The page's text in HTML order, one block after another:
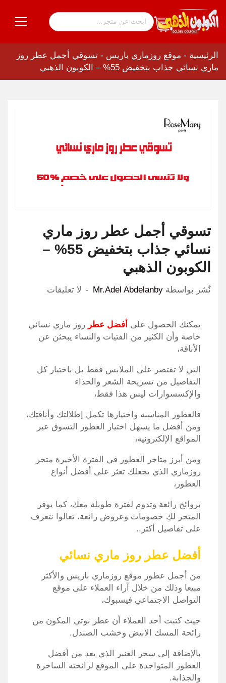
الرئيسية - موقع روزماري باريس - تسوقي أجمل عطر روز
ماري نسائي جذاب بتخفيض 55% – الكوبون الذهبي
تسوقي أجمل عطر روز ماري
نسائي جذاب بتخفيض 55% –
الكوبون الذهبي
نٌشر بواسطة Mr.Adel Abdelanby لا تعليقات
يمكنك الحصول على أفضل عطر روز ماري نسائي
خاصة وأن الكثير من الفتيات والنساء يبحثن عن
الأناقة،
التي لا تقتصر على الملابس فقط بل باختيار كل
التفاصيل من تسريحة الشعر والحذاء
والإكسسوارات ليس هذا فقط،
فالعطور المناسبة واختيارها تكمل إطلالتك وأناقتك،
ومن أفضل ما يسهل اختيار العطور التسوق عبر
المواقع الإلكترونية،
ومن أبرز متاجر العطور في الفترة الأخيرة متجر
روزماري الذي يجعلك تعثر على أفضل أنواع
العطور،
بروائح رائعة وتدوم لفترة طويلة معك، كما يوفر
المتجر لكِ خصومات وعروض رائعة، تعالوا نتعرف
على تفاصيل أكثر..
أفضل عطر روز ماري نسائي
من أجمل عطور موقع روزماري باريس والأكثر
مبيعا وذلك من خلال آراء العملاء على موقع
التواصل الاجتماعي فيسبوك،
حيث كتبت أحد العملاء أن عطر نوتي المكون من
رائحة المسك الابيض وخشب الصندل.
بالإضافة إلى سحر العنبر الذي يعد من أفضل
العطور المتواجدة على الموقع لرائحته الساحرة
والجذابة.